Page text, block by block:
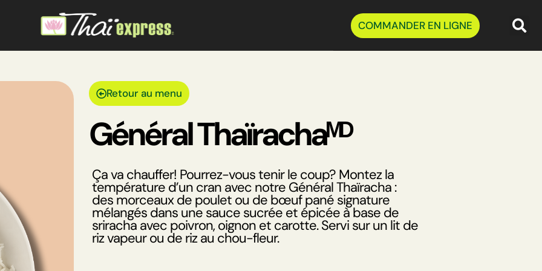
COMMANDER EN LIGNE
Retour au menu
Général Thaïrachaᴹᴰ
Ça va chauffer! Pourrez-vous tenir le coup? Montez la
température d’un cran avec notre Général Thaïracha :
des morceaux de poulet ou de bœuf pané signature
mélangés dans une sauce sucrée et épicée à base de
sriracha avec poivron, oignon et carotte. Servi sur un lit de
riz vapeur ou de riz au chou-fleur.